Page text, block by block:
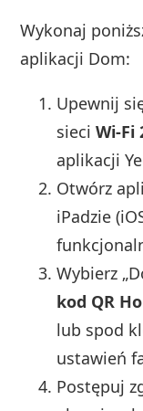
Wykonaj
aplikacji Dom:
Upewnij
sieciWi‑Fi
aplikacji
Otwórz
iPadzie
Wybierz
kod QR
lub spod
ustawień
Postępuj